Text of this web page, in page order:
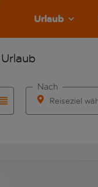
Urlaub
Reiseziel
Nach